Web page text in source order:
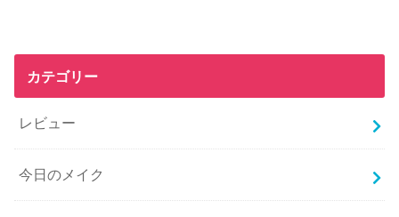
カテゴリー
レビュー
今日のメイク